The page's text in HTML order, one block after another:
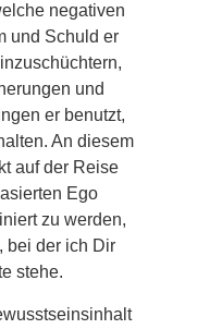
negativen
und Schuld er
und
er benutzt,
An diesem
auf der Reise
Ego
zu werden,
bei der ich Dir
stehe.